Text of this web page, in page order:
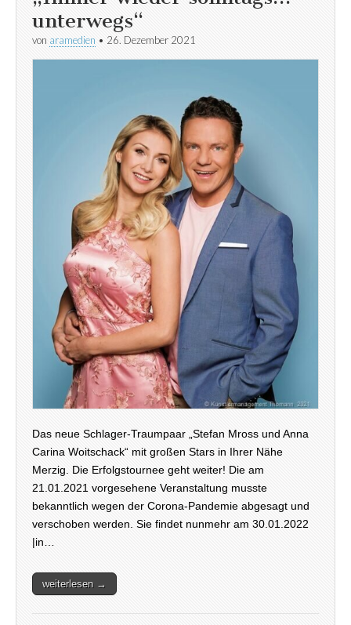
unterwegs“
von aramedien • 26. Dezember 2021
Das neue Schlager-Traumpaar „Stefan Mross und Anna
Carina Woitschack“ mit großen Stars in Ihrer Nähe
Merzig. Die Erfolgstournee geht weiter! Die am
21.01.2021 vorgesehene Veranstaltung musste
bekanntlich wegen der Corona-Pandemie abgesagt und
verschoben werden. Sie findet nunmehr am 30.01.2022
|in…
weiterlesen →